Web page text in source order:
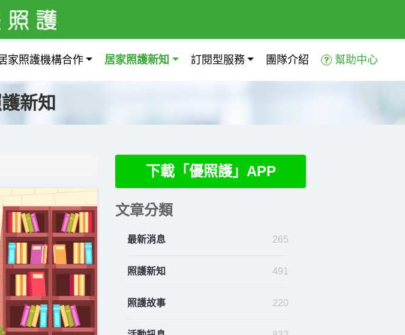
家照護機構合作 居家照護新知 訂閱型服務 團隊介紹 幫助中心
新知
下載「優照護」APP
文章分類
最新消息 265
照護新知 491
照護故事 220